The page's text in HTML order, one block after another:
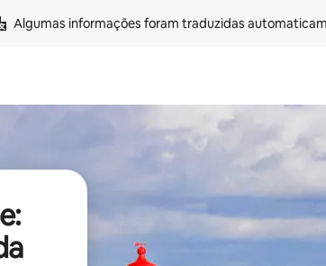
Algumas informações foram traduzidas